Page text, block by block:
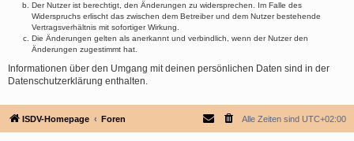
Der Nutzer ist berechtigt, den Änderungen zu widersprechen. Im Falle des
Widerspruchs erlischt das zwischen dem Betreiber und dem Nutzer bestehende
Vertragsverhältnis mit sofortiger Wirkung.
Die Änderungen gelten als anerkannt und verbindlich, wenn der Nutzer den
Änderungen zugestimmt hat.
Informationen über den Umgang mit deinen persönlichen Daten sind in der
Datenschutzerklärung enthalten.
ISDV-Homepage Foren Alle Zeiten sind UTC+02:00